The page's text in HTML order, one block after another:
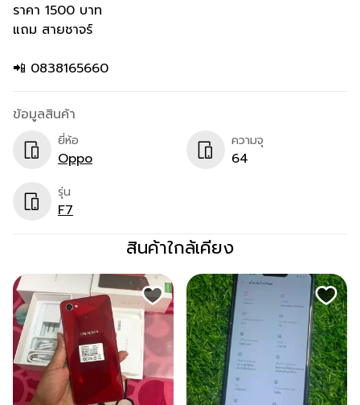
ราคา 1500 บาท
แถม สายชาจร์
📲 0838165660
ข้อมูลสินค้า
ยี่ห้อ
Oppo
ความจุ
64
รุ่น
F7
สินค้าใกล้เคียง